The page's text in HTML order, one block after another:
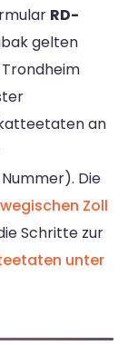
RD-
gelten
an
Die
Zoll
Schritte zur
unter